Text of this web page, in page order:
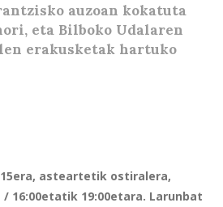
auzoan kokatuta
eta Bilboko Udalaren
erakusketak hartuko
asteartetik ostiralera,
/ 16:00etatik 19:00etara. Larunbat